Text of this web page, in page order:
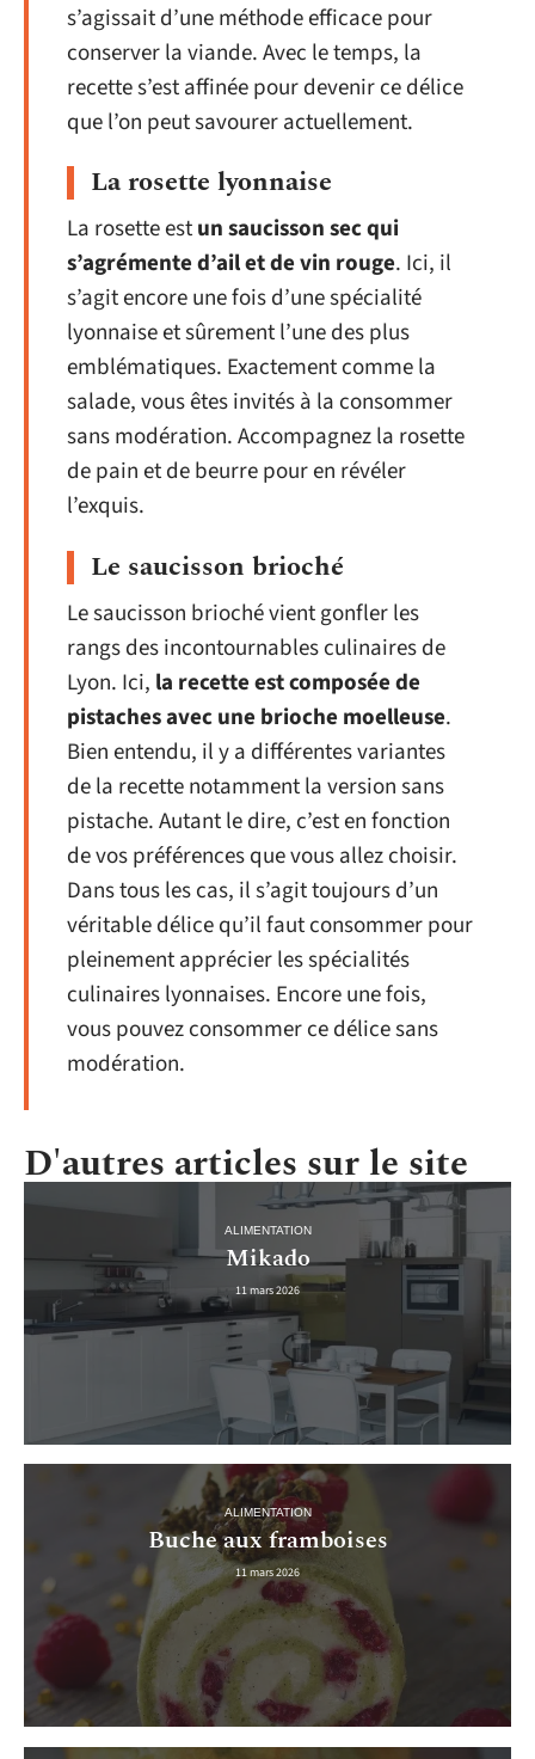
s’agissait d’une méthode efficace pour
conserver la viande. Avec le temps, la
recette s’est affinée pour devenir ce délice
que l’on peut savourer actuellement.
La rosette lyonnaise
La rosette estun saucisson sec qui
s’agrémente d’ail et de vin rouge. Ici, il
s’agit encore une fois d’une spécialité
lyonnaise et sûrement l’une des plus
emblématiques. Exactement comme la
salade, vous êtes invités à la consommer
sans modération. Accompagnez la rosette
de pain et de beurre pour en révéler
l’exquis.
Le saucisson brioché
Le saucisson brioché vient gonfler les
rangs des incontournables culinaires de
Lyon. Ici, la recette est composée de
pistaches avec une brioche moelleuse.
Bien entendu, il y a différentes variantes
de la recette notamment la version sans
pistache. Autant le dire, c’est en fonction
de vos préférences que vous allez choisir.
Dans tous les cas, il s’agit toujours d’un
véritable délice qu’il faut consommer pour
pleinement apprécier les spécialités
culinaires lyonnaises. Encore une fois,
vous pouvez consommer ce délice sans
modération.
D'autres articles sur le site
ALIMENTATION
Mikado
11 mars 2026
ALIMENTATION
Buche aux framboises
11 mars 2026